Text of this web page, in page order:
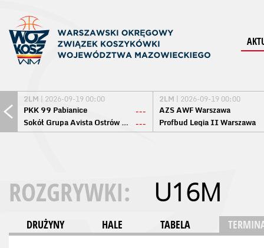
2LM | 2026-09-19 00:00
PKK 99 Pabianice
---
Sokół Grupa Avista Ostrów Maz. ---
2LM | 2026-09-19 00:00
AZS AWF Warszawa
Profbud Legia II Warszawa
ROZGRYWKI: U16M
DRUŻYNY HALE TABELA